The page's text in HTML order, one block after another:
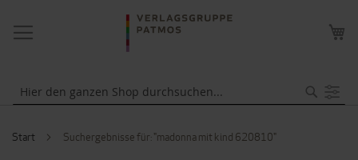
NAVIGATION
UMSCHALTEN
Start Suchergebnisse für: "madonna mit kind 620810"